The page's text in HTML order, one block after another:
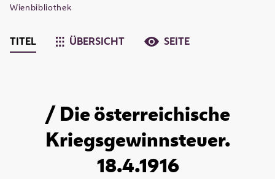
Wienbibliothek
TITEL ÜBERSICHT SEITE
/ Die österreichische
Kriegsgewinnsteuer.
18.4.1916